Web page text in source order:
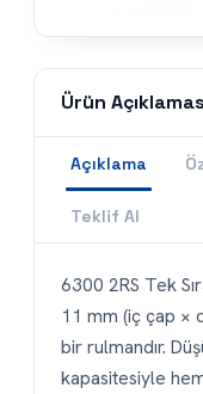
Ürün
Açıklama
Teklif Al
6300 2RS Tek
11 mm (iç çap ×
bir rulmandır.
kapasitesiyle